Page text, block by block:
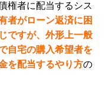
権者に配当するシス
者がローン返済に困
ですが、外形上一般
自宅の購入希望者を
を配当するやり方の